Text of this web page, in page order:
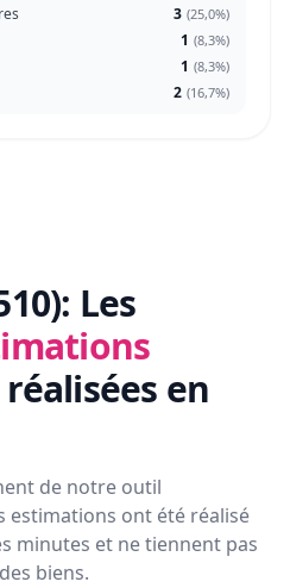
3 (25,0%)
1 (8,3%)
1 (8,3%)
2 (16,7%)
Les
réalisées en
de notre outil
estimations ont été réalisé
minutes et ne tiennent pas
biens.